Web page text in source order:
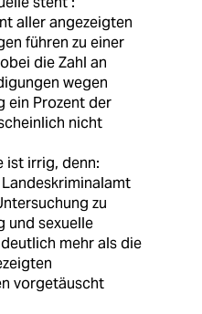
aller angezeigten
führen zu einer
die Zahl an
wegen
ein Prozent der
nicht
ist irrig, denn:
zu
und sexuelle
mehr als die
vorgetäuscht